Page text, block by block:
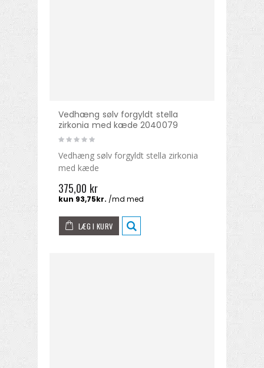
Vedhæng sølv forgyldt stella
zirkonia med kæde 2040079
Vedhæng sølv forgyldt stella zirkonia
med kæde
375,00 kr
LÆG I KURV